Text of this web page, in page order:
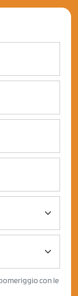
con le